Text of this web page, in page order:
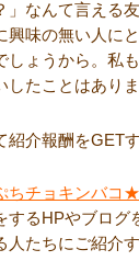
」なんて言える
興味の無い人に
しょうから。私
たことはありま
紹介報酬をGET
ちチョキンバコ
するHPやブログ
人たちにご紹介